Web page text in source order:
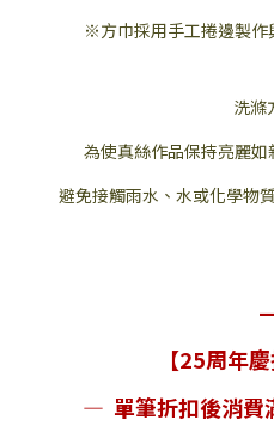
※方巾採用手工捲邊製作
洗滌
為使真絲作品保持亮麗如
避免接觸雨水、水或化學物
【25周年
— 單筆折扣後消